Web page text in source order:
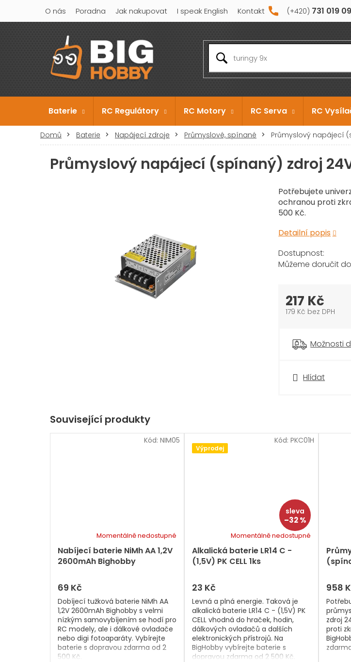
obsah
731 019
O nás Poradna Jak nakupovat I speak English Kontakt
Baterie RC Regulátory RC Motory RC Serva RC
Domů Baterie Napájecí zdroje Průmyslové, spínané Průmyslový napájecí
Průmyslový napájecí (spínaný) zdroj
Potřebujete
ochranou proti
500 Kč.
Detailní popis
Hlídat
217 Kč
179 Kč bez DPH
Možnosti
Související produkty
Nabíjecí baterie NiMh AA 1,2V
2600mAh Bighobby
Momentálně nedostupné
69 Kč
Dobíjecí tužková baterie NiMh AA
1,2V 2600mAh Bighobby s velmi
nízkým samovybíjením se hodí pro
RC modely, ale i dálkové ovladače
nebo digi fotoaparáty. Vybírejte
baterie s dopravou zdarma od 2
500 Kč.
Kód: NIM05
Výprodej
–32 %
Alkalická baterie LR14 C -
(1,5V) PK CELL 1ks
Momentálně nedostupné
23 Kč
Levná a plná energie. Taková je
alkalická baterie LR14 C - (1,5V) PK
CELL vhodná do hraček, hodin,
dálkových ovladačů a dalších
elektronických přístrojů. Na
BigHobby vybírejte baterie s
dopravou zdarma od 2 500 Kč.
Kód: PKC01H
958
zdroj
proti